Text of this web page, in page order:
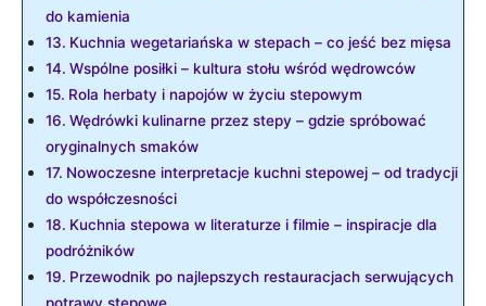
do kamienia
Kuchnia wegetariańska w stepach –⁣ co jeść bez mięsa
Wspólne posiłki⁣ – kultura stołu wśród wędrowców
Rola herbaty i napojów w ⁢życiu‌ stepowym
Wędrówki kulinarne przez stepy –‍ gdzie spróbować
oryginalnych smaków
Nowoczesne interpretacje kuchni stepowej‍ –⁤ od ⁣tradycji
do współczesności
Kuchnia stepowa w literaturze ‌i filmie – inspiracje dla
podróżników
Przewodnik po najlepszych restauracjach serwujących